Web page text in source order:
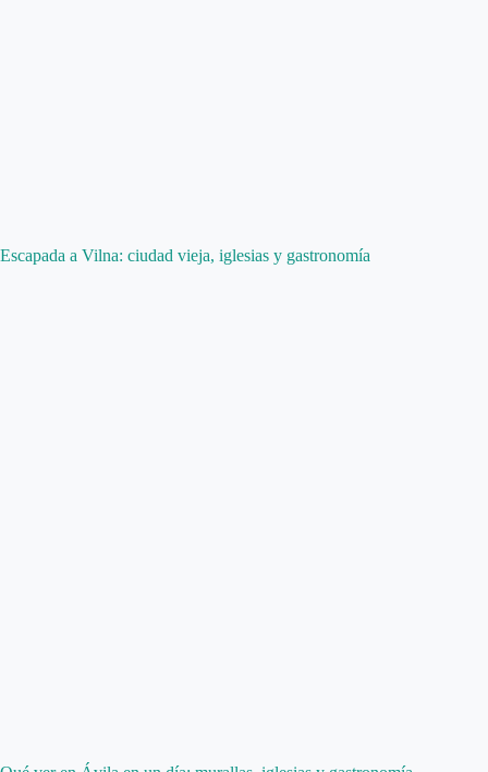
Escapada a Vilna: ciudad vieja, iglesias y gastronomía